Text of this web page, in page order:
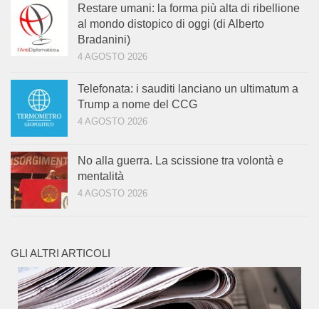
Restare umani: la forma più alta di ribellione
al mondo distopico di oggi (di Alberto
Bradanini)
4 AGOSTO 2026
Telefonata: i sauditi lanciano un ultimatum a
Trump a nome del CCG
4 AGOSTO 2026
No alla guerra. La scissione tra volontà e
mentalità
4 AGOSTO 2026
GLI ALTRI ARTICOLI